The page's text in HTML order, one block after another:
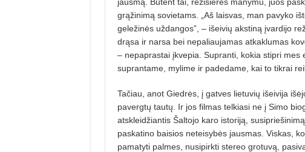
grąžinimą sovietams. „Aš laisvas, man pavyko
geležinės uždangos”, – išeivių akstiną įvardijo
drąsa ir narsa bei nepaliaujamas atkaklumas
– nepaprastai įkvepia. Supranti, kokia stipri mes
suprantame, mylime ir padedame, kai to tikrai
Tačiau, anot Giedrės, į gatves lietuvių išeivija
pavergtų tautų. Ir jos filmas telkiasi ne į Simo
atskleidžiantis Šaltojo karo istoriją,
paskatino baisios neteisybės jausmas. Viskas,
pamatyti palmes, nusipirkti stereo grotuvą,